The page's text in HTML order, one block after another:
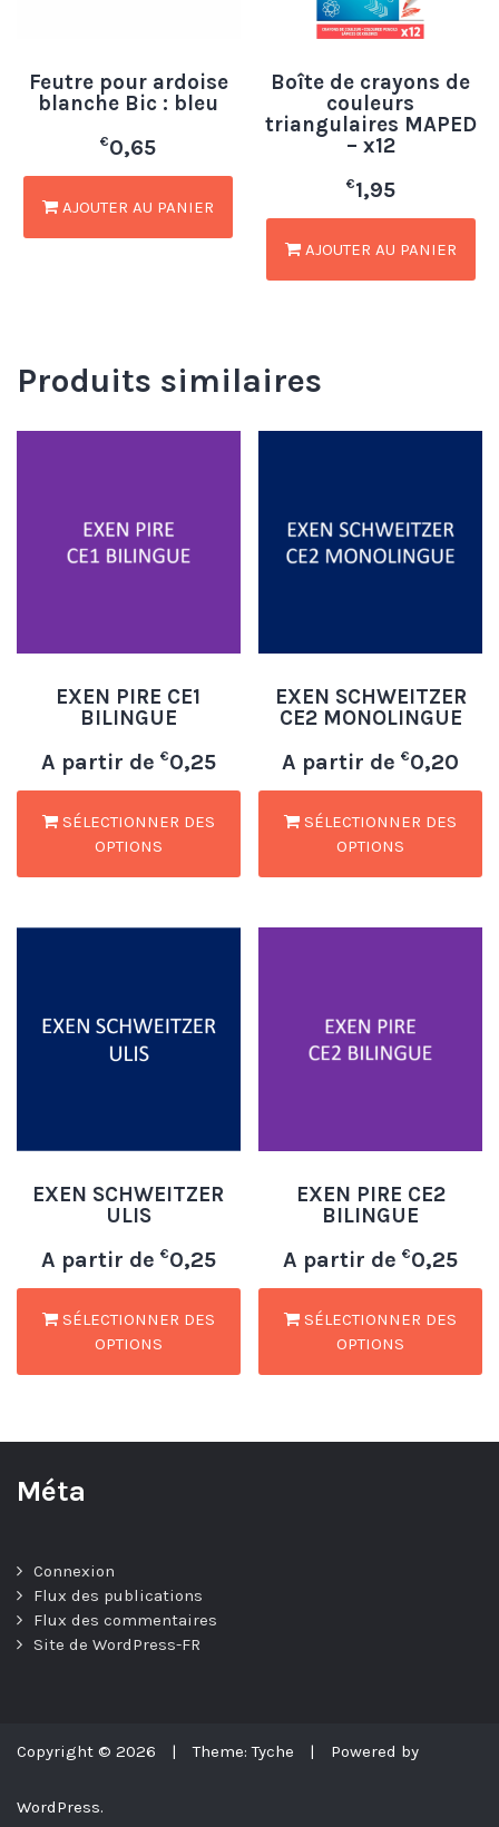
Feutre pour ardoise
blanche Bic : bleu
€0,65
AJOUTER AU PANIER
Boîte de crayons de
couleurs
triangulaires MAPED
– x12
€1,95
AJOUTER AU PANIER
Produits similaires
EXEN PIRE CE1
BILINGUE
A partir de €0,25
SÉLECTIONNER DES
OPTIONS
EXEN SCHWEITZER
CE2 MONOLINGUE
A partir de €0,20
SÉLECTIONNER DES
OPTIONS
EXEN SCHWEITZER
ULIS
A partir de €0,25
SÉLECTIONNER DES
OPTIONS
EXEN PIRE CE2
BILINGUE
A partir de €0,25
SÉLECTIONNER DES
OPTIONS
Méta
Connexion
Flux des publications
Flux des commentaires
Site de WordPress-FR
Copyright © 2026 | Theme: Tyche | Powered by
WordPress.